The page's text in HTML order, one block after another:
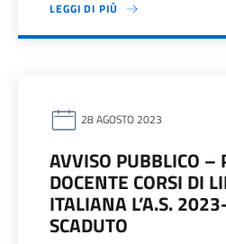
LEGGI DI PIÙ
28 AGOSTO 2023
AVVISO PUBBLICO –
DOCENTE CORSI DI
ITALIANA L’A.S.
SCADUTO